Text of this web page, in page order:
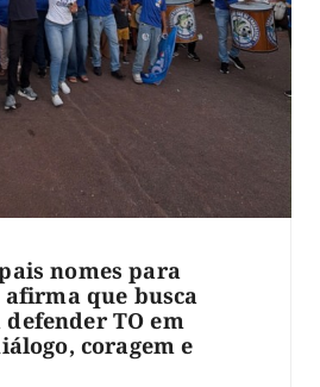
nomes para
que busca
TO em
coragem e